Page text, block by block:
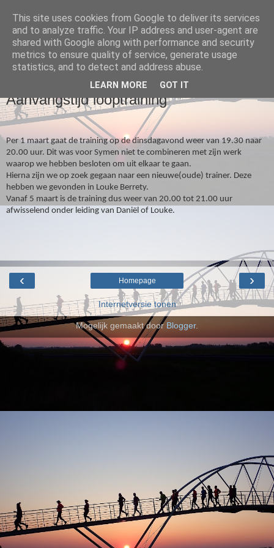
Loopgroep Wommels
Aanvangstijd looptraining
Per 1 maart gaat de training op de dinsdagavond weer van 19.30 naar
20.00 uur. Dit was voor Symen niet te combineren met zijn werk
waarop we hebben besloten om uit elkaar te gaan.
Hierna zijn we op zoek gegaan naar een nieuwe(oude) trainer. Deze
hebben we gevonden in Louke Berrety.
Vanaf 5 maart is de training dus weer van 20.00 tot 21.00 uur
afwisselend onder leiding van Daniël of Louke.
‹ ›
Homepage
Internetversie tonen
Mogelijk gemaakt door Blogger.
This site uses cookies from Google to deliver its services
and to analyze traffic. Your IP address and user-agent are
shared with Google along with performance and security
metrics to ensure quality of service, generate usage
statistics, and to detect and address abuse.
LEARN MORE GOT IT